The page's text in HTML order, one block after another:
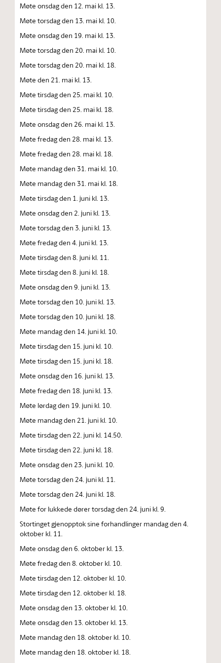
Møte onsdag den 12. mai kl. 13.
Møte torsdag den 13. mai kl. 10.
Møte onsdag den 19. mai kl. 13.
Møte torsdag den 20. mai kl. 10.
Møte torsdag den 20. mai kl. 18.
Møte den 21. mai kl. 13.
Møte tirsdag den 25. mai kl. 10.
Møte tirsdag den 25. mai kl. 18.
Møte onsdag den 26. mai kl. 13.
Møte fredag den 28. mai kl. 13.
Møte fredag den 28. mai kl. 18.
Møte mandag den 31. mai kl. 10.
Møte mandag den 31. mai kl. 18.
Møte tirsdag den 1. juni kl. 13.
Møte onsdag den 2. juni kl. 13.
Møte torsdag den 3. juni kl. 13.
Møte fredag den 4. juni kl. 13.
Møte tirsdag den 8. juni kl. 11.
Møte tirsdag den 8. juni kl. 18.
Møte onsdag den 9. juni kl. 13.
Møte torsdag den 10. juni kl. 13.
Møte torsdag den 10. juni kl. 18.
Møte mandag den 14. juni kl. 10.
Møte tirsdag den 15. juni kl. 10.
Møte tirsdag den 15. juni kl. 18.
Møte onsdag den 16. juni kl. 13.
Møte fredag den 18. juni kl. 13.
Møte lørdag den 19. juni kl. 10.
Møte mandag den 21. juni kl. 10.
Møte tirsdag den 22. juni kl. 14.50.
Møte tirsdag den 22. juni kl. 18.
Møte onsdag den 23. juni kl. 10.
Møte torsdag den 24. juni kl. 11.
Møte torsdag den 24. juni kl. 18.
Møte for lukkede dører torsdag den 24. juni kl. 9.
Stortinget gjenopptok sine forhandlinger mandag den 4.
oktober kl. 11.
Møte onsdag den 6. oktober kl. 13.
Møte fredag den 8. oktober kl. 10.
Møte tirsdag den 12. oktober kl. 10.
Møte tirsdag den 12. oktober kl. 18.
Møte onsdag den 13. oktober kl. 10.
Møte onsdag den 13. oktober kl. 13.
Møte mandag den 18. oktober kl. 10.
Møte mandag den 18. oktober kl. 18.